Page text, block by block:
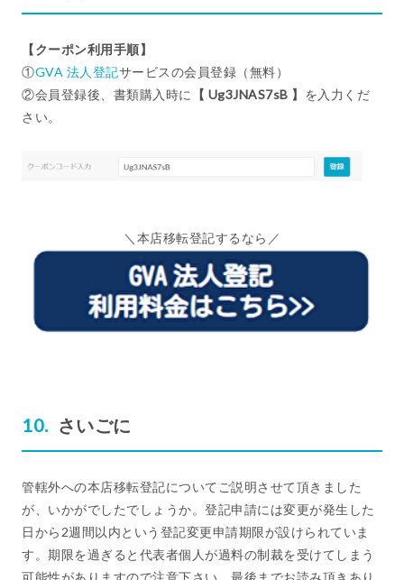
【クーポン利用手順】
①GVA 法人登記サービスの会員登録（無料）
②会員登録後、書類購入時に
【 Ug3JNAS7sB 】 を入力くだ
さい。
＼本店移転登記するなら／
さいごに
管轄外への本店移転登記についてご説明させて頂きました
が、いかがでしたでしょうか。登記申請には変更が発生した
日から2週間以内という登記変更申請期限が設けられていま
す。期限を過ぎると代表者個人が過料の制裁を受けてしまう